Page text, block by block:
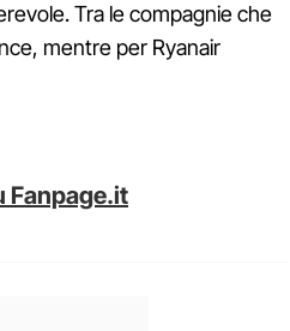
Tra le compagnie che
mentre per Ryanair
Fanpage.it